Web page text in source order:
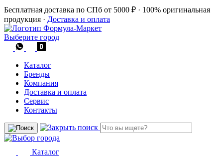
Бесплатная доставка по СПб от 5000 ₽ · 100% оригинальная
продукция · Доставка и оплата
Выберите город
Каталог
Бренды
Компания
Доставка и оплата
Сервис
Контакты
Каталог